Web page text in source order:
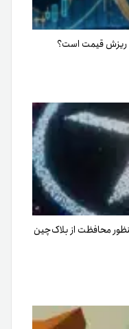
ریزش قیمت است؟
محافظت از بلاک‌چین